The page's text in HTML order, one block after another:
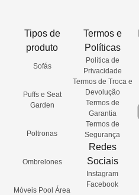
Tipos de
produto
Sofás
Puffs e Seat
Garden
Poltronas
Ombrelones
Móveis Pool Área
Termos e
Políticas
Política de
Privacidade
Termos de Troca e
Devolução
Termos de
Garantia
Termos de
Segurança
Redes
Sociais
Instagram
Facebook